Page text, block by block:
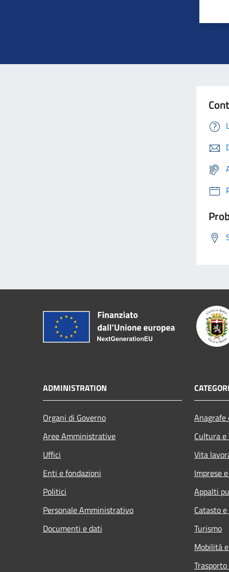
ADMINISTRATION
Organi di Governo
Aree Amministrative
Uffici
Enti e fondazioni
Politici
Personale Amministrativo
Documenti e dati
Cultura e
Vita
Imprese
Appalti
Catasto
Turismo
Mobilità